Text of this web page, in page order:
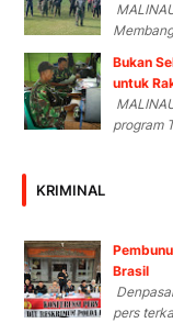
Bukan
untuk
program
KRIMINAL
Brasil
pers